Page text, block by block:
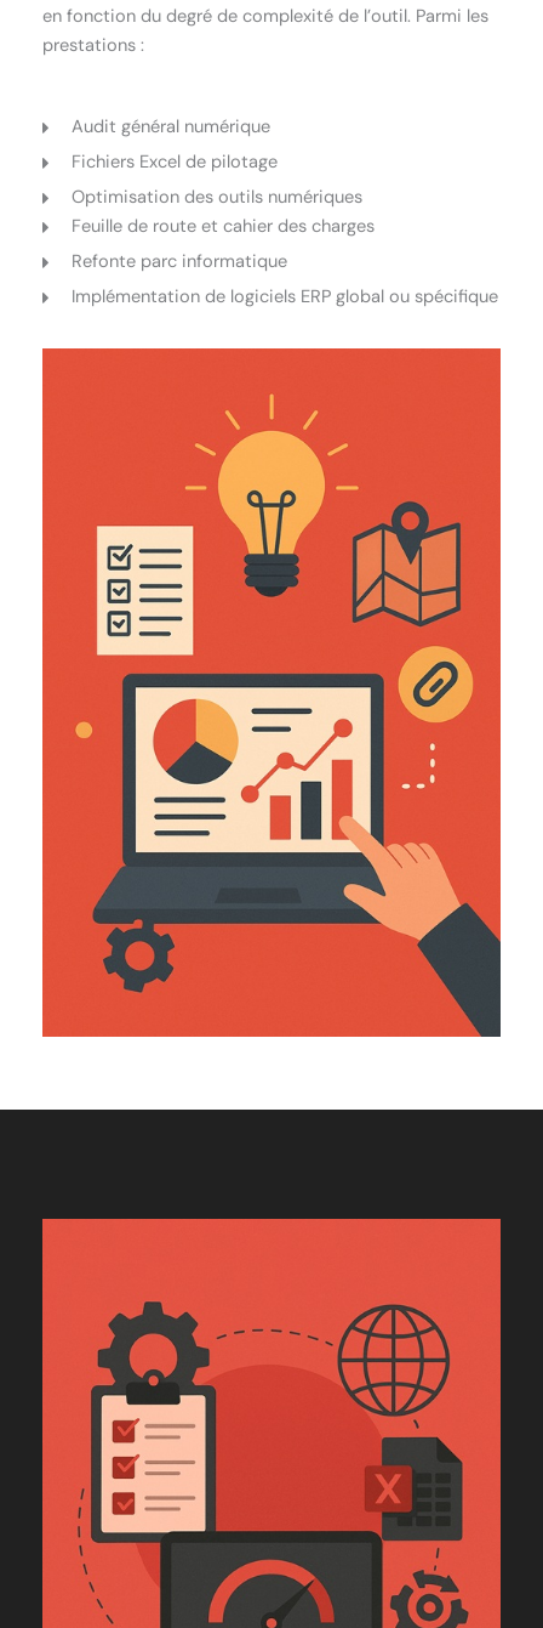
en fonction du degré de complexité de l’outil. Parmi les
prestations :
Audit général numérique
Fichiers Excel de pilotage
Optimisation des outils numériques
Feuille de route et cahier des charges
Refonte parc informatique
Implémentation de logiciels ERP global ou spécifique